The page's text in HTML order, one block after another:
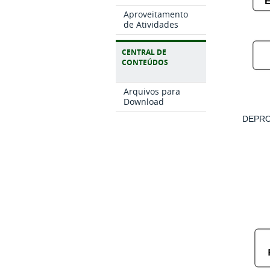
Aproveitamento
de Atividades
CENTRAL DE
CONTEÚDOS
Arquivos para
Download